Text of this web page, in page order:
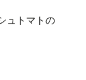
ュトマトの